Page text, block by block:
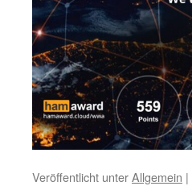
Veröffentlicht unterAllgemein |